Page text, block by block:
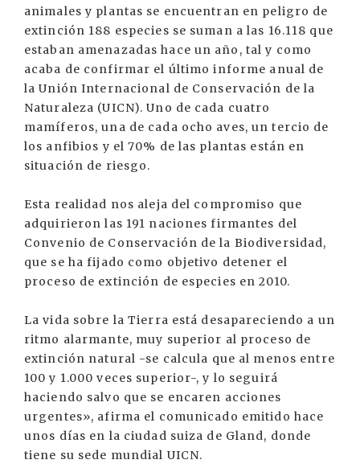
animales y plantas se encuentran en peligro de
extinción 188 especies se suman a las 16.118 que
estaban amenazadas hace un año, tal y como
acaba de confirmar el último informe anual de
la Unión Internacional de Conservación de la
Naturaleza (UICN). Uno de cada cuatro
mamíferos, una de cada ocho aves, un tercio de
los anfibios y el 70% de las plantas están en
situación de riesgo.
Esta realidad nos aleja del compromiso que
adquirieron las 191 naciones firmantes del
Convenio de Conservación de la Biodiversidad,
que se ha fijado como objetivo detener el
proceso de extinción de especies en 2010.
La vida sobre la Tierra está desapareciendo a un
ritmo alarmante, muy superior al proceso de
extinción natural -se calcula que al menos entre
100 y 1.000 veces superior-, y lo seguirá
haciendo salvo que se encaren acciones
urgentes», afirma el comunicado emitido hace
unos días en la ciudad suiza de Gland, donde
tiene su sede mundial UICN.